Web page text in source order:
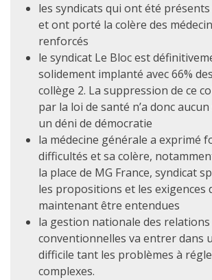
les syndicats qui ont été
et ont porté la colère des
renforcés
le syndicat Le Bloc est
solidement implanté avec 66%
collège 2. La suppression de ce
par la loi de santé n’a donc
un déni de démocratie
la médecine générale a exprimé
difficultés et sa colère,
la place de MG France, syndicat
les propositions et les exigences
maintenant être entendues
la gestion nationale des relations
conventionnelles va entrer dans
difficile tant les problèmes à
complexes.